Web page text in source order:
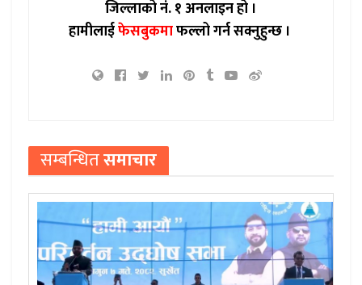
जिल्लाको नं. १ अनलाइन हो ।
हामीलाईफेसबुकमाफल्लो गर्न सक्नुहुन्छ ।
सम्बन्धितसमाचार